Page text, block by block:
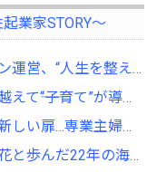
業家STORY～